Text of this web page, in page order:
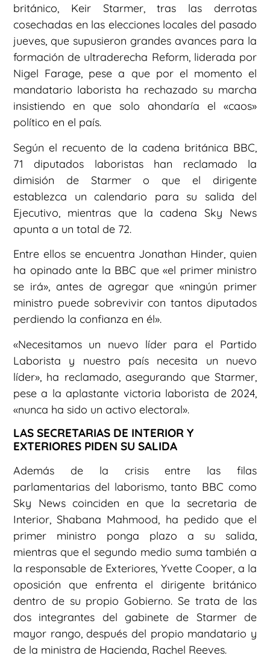
británico, Keir Starmer, tras las derrotas
cosechadas en las elecciones locales del pasado
jueves, que supusieron grandes avances para la
formación de ultraderecha Reform, liderada por
Nigel Farage, pese a que por el momento el
mandatario laborista ha rechazado su marcha
insistiendo en que solo ahondaría el «caos»
político en el país.
Según el recuento de la cadena británica BBC,
71 diputados laboristas han reclamado la
dimisión de Starmer o que el dirigente
establezca un calendario para su salida del
Ejecutivo, mientras que la cadena Sky News
apunta a un total de 72.
Entre ellos se encuentra Jonathan Hinder, quien
ha opinado ante la BBC que «el primer ministro
se irá», antes de agregar que «ningún primer
ministro puede sobrevivir con tantos diputados
perdiendo la confianza en él».
«Necesitamos un nuevo líder para el Partido
Laborista y nuestro país necesita un nuevo
líder», ha reclamado, asegurando que Starmer,
pese a la aplastante victoria laborista de 2024,
«nunca ha sido un activo electoral».
LAS SECRETARIAS DE INTERIOR Y
EXTERIORES PIDEN SU SALIDA
Además de la crisis entre las filas
parlamentarias del laborismo, tanto BBC como
Sky News coinciden en que la secretaria de
Interior, Shabana Mahmood, ha pedido que el
primer ministro ponga plazo a su salida,
mientras que el segundo medio suma también a
la responsable de Exteriores, Yvette Cooper, a la
oposición que enfrenta el dirigente británico
dentro de su propio Gobierno. Se trata de las
dos integrantes del gabinete de Starmer de
mayor rango, después del propio mandatario y
de la ministra de Hacienda, Rachel Reeves.